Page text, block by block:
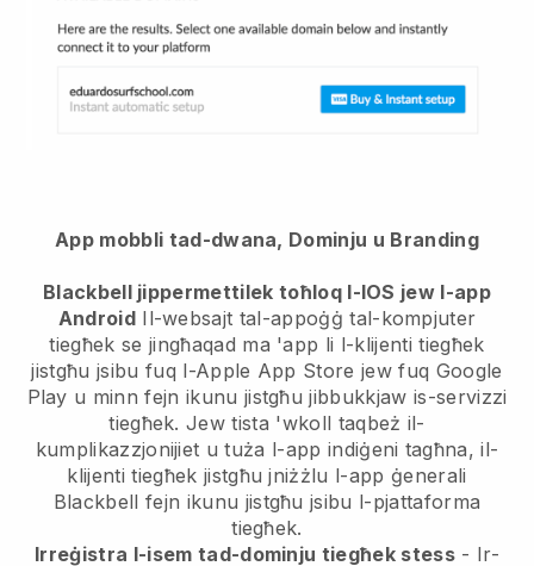
App mobbli tad-dwana, Dominju u Branding
Blackbell jippermettilek toħloq l-IOS jew l-app
Android Il-websajt tal-appoġġ tal-kompjuter
tiegħek se jingħaqad ma 'app li l-klijenti tiegħek
jistgħu jsibu fuq l-Apple App Store jew fuq Google
Play u minn fejn ikunu jistgħu jibbukkjaw is-servizzi
tiegħek. Jew tista 'wkoll taqbeż il-
kumplikazzjonijiet u tuża l-app indiġeni tagħna, il-
klijenti tiegħek jistgħu jniżżlu l-app ġenerali
Blackbell fejn ikunu jistgħu jsibu l-pjattaforma
tiegħek.
Irreġistra l-isem tad-dominju tiegħek stess- Ir-